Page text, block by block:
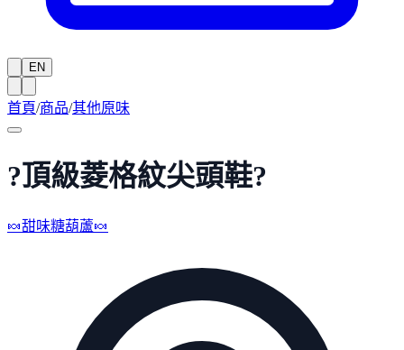
EN
首頁/商品/其他原味
?頂級菱格紋尖頭鞋?
🍬甜味糖葫蘆🍬